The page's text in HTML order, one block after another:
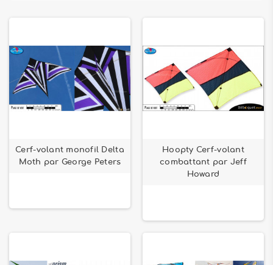
Cerf-volant monofil Delta
Moth par George Peters
Hoopty Cerf-volant
combattant par Jeff
Howard